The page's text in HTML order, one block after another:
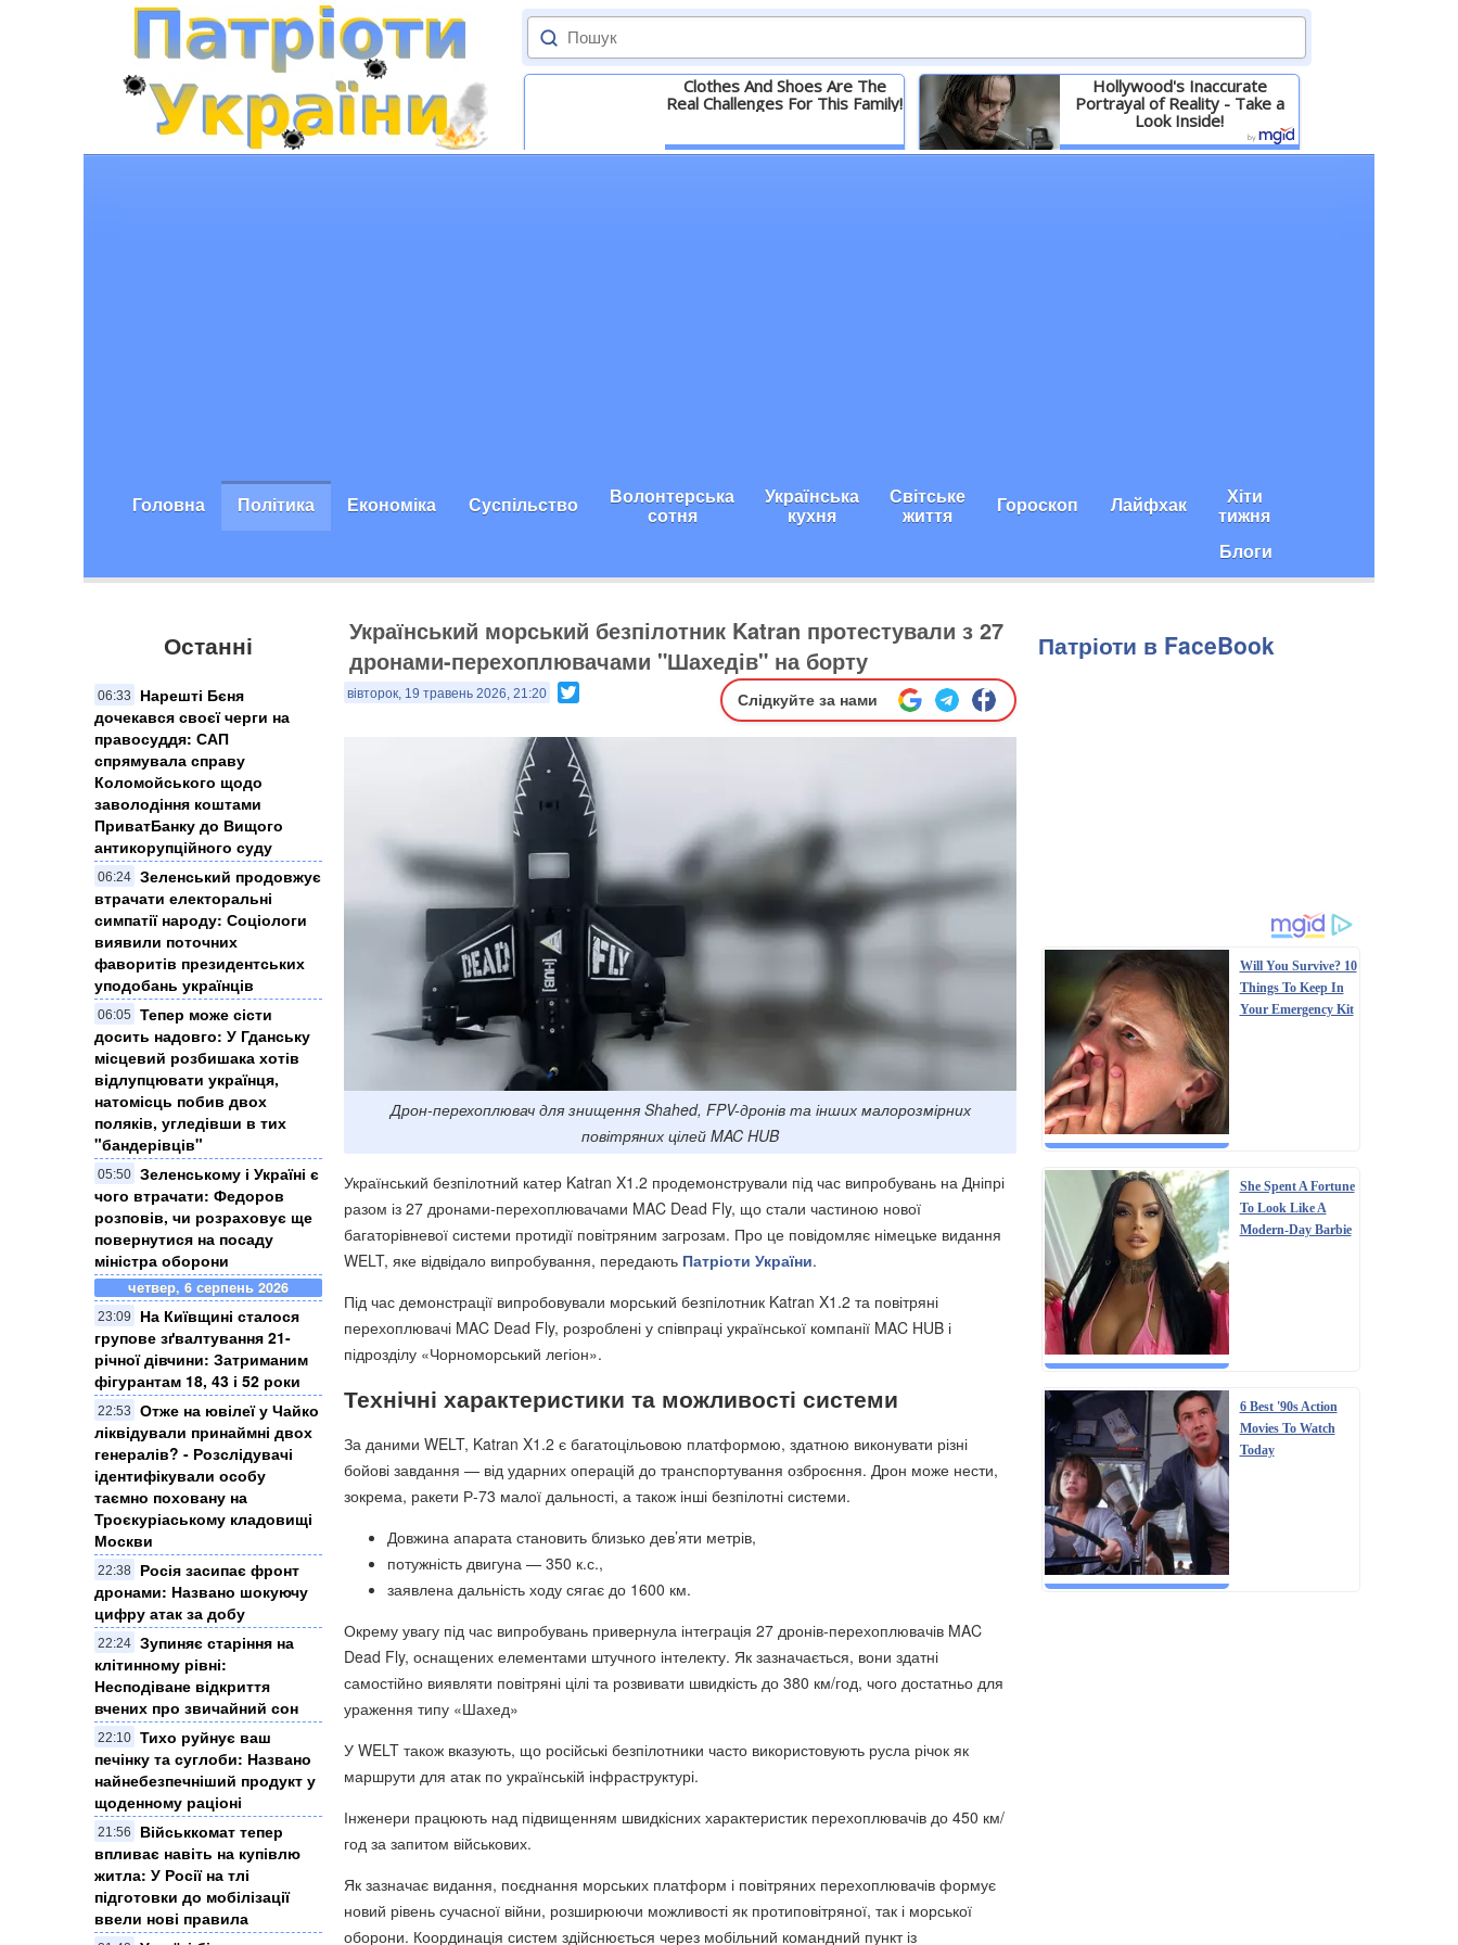
Clothes And Shoes Are The
Real Challenges For This Family!
Детальніше
Hollywood's Inaccurate
Portrayal of Reality - Take a
Look Inside!
Детальніше
Головна Політика Економіка Суспільство Волонтерська
сотня
Українська
кухня
Світське
життя Гороскоп Лайфхак Хіти
тижня
Блоги
Останні
06:33
Нарешті Бєня
дочекався своєї черги на
правосуддя: САП
спрямувала справу
Коломойського щодо
заволодіння коштами
ПриватБанку до Вищого
антикорупційного суду
06:24 Зеленський продовжує
втрачати електоральні
симпатії народу: Соціологи
виявили поточних
фаворитів президентських
уподобань українців
06:05
Тепер може сісти
досить надовго: У Гданську
місцевий розбишака хотів
відлупцювати українця,
натомісць побив двох
поляків, угледівши в тих
"бандерівців"
05:50 Зеленському і Україні є
чого втрачати: Федоров
розповів, чи розраховує ще
повернутися на посаду
міністра оборони
четвер, 6 серпень 2026
23:09
На Київщині сталося
групове зґвалтування 21-
річної дівчини: Затриманим
фігурантам 18, 43 і 52 роки
22:53
Отже на ювілеї у Чайко
ліквідували принаймні двох
генералів? - Розслідувачі
ідентифікували особу
таємно поховану на
Троєкуріаському кладовищі
Москви
22:38
Росія засипає фронт
дронами: Названо шокуючу
цифру атак за добу
22:24 Зупиняє старіння на
клітинному рівні:
Несподіване відкриття
вчених про звичайний сон
22:10 Тихо руйнує ваш
печінку та суглоби: Названо
найнебезпечніший продукт у
щоденному раціоні
21:56
Військкомат тепер
впливає навіть на купівлю
житла: У Росії на тлі
підготовки до мобілізації
ввели нові правила
Український морський безпілотник Katran протестували з 27
дронами-перехоплювачами "Шахедів" на борту
вівторок, 19 травень 2026, 21:20 Слідкуйте за нами
Дрон-перехоплювач для знищення Shahed, FPV-дронів та інших малорозмірних
повітряних цілей MAC HUB
Український безпілотний катер Katran X1.2 продемонстрували під час випробувань на Дніпрі
разом із 27 дронами-перехоплювачами MAC Dead Fly, що стали частиною нової
багаторівневої системи протидії повітряним загрозам. Про це повідомляє німецьке видання
WELT, яке відвідало випробування, передають Патріоти України.
Під час демонстрації випробовували морський безпілотник Katran X1.2 та повітряні
перехоплювачі MAC Dead Fly, розроблені у співпраці української компанії MAC HUB і
підрозділу «Чорноморський легіон».
Технічні характеристики та можливості системи
За даними WELT, Katran X1.2 є багатоцільовою платформою, здатною виконувати різні
бойові завдання — від ударних операцій до транспортування озброєння. Дрон може нести,
зокрема, ракети Р-73 малої дальності, а також інші безпілотні системи.
Довжина апарата становить близько дев’яти метрів,
потужність двигуна — 350 к.с.,
заявлена дальність ходу сягає до 1600 км.
Окрему увагу під час випробувань привернула інтеграція 27 дронів-перехоплювачів MAC
Dead Fly, оснащених елементами штучного інтелекту. Як зазначається, вони здатні
самостійно виявляти повітряні цілі та розвивати швидкість до 380 км/год, чого достатньо для
ураження типу «Шахед»
У WELT також вказують, що російські безпілотники часто використовують русла річок як
маршрути для атак по українській інфраструктурі.
Інженери працюють над підвищенням швидкісних характеристик перехоплювачів до 450 км/
год за запитом військових.
Як зазначає видання, поєднання морських платформ і повітряних перехоплювачів формує
новий рівень сучасної війни, розширюючи можливості як протиповітряної, так і морської
оборони. Координація систем здійснюється через мобільний командний пункт із
Патріоти в FaceBook
Will You Survive? 10
Things To Keep In
Your Emergency Kit
She Spent A Fortune
To Look Like A
Modern-Day Barbie
6 Best '90s Action
Movies To Watch
Today